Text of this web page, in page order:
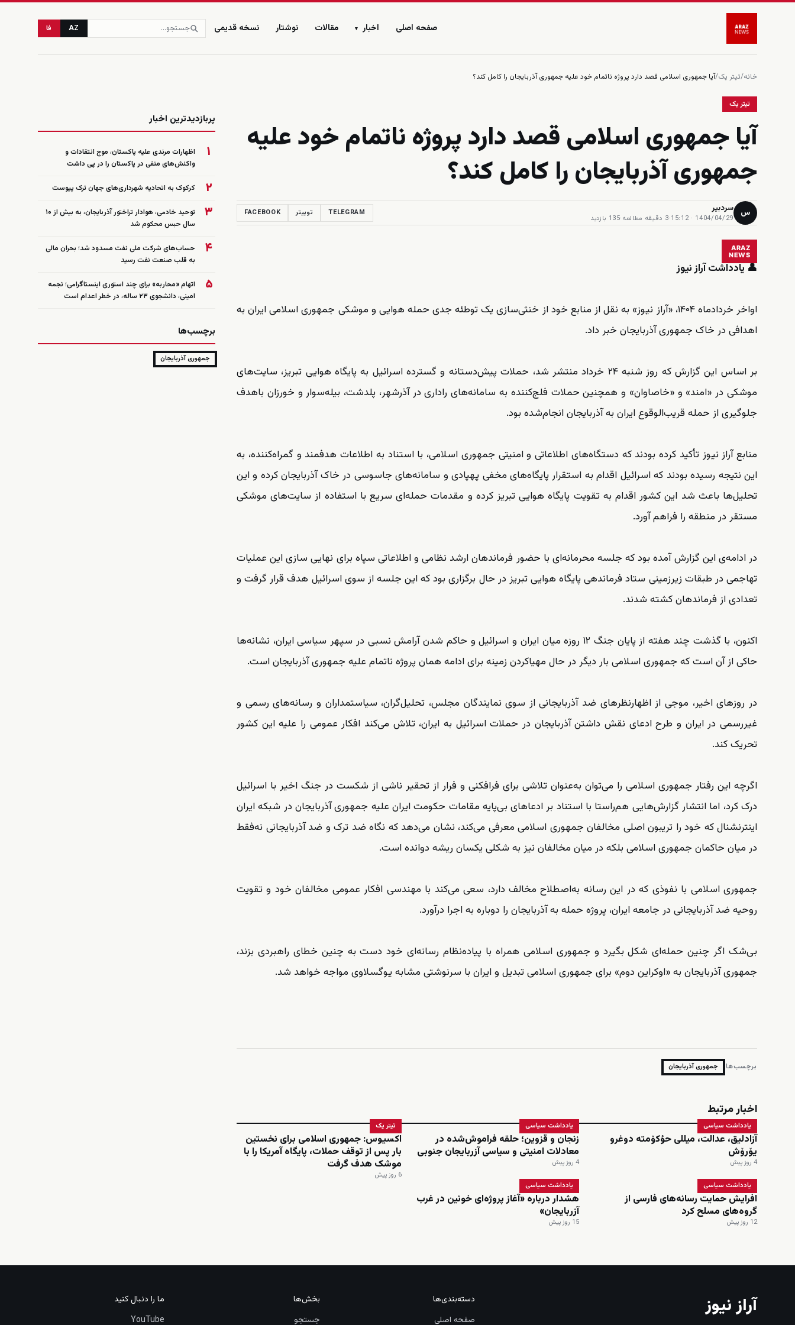
صفحه اصلی اخبار ▾ مقالات نوشتار نسخه قدیمی AZ فا
خانه/تیتر یک/آیا جمهوری اسلامی قصد دارد پروژه ناتمام خود علیه جمهوری آذربایجان را کامل کند؟
تیتر یک
آیا جمهوری اسلامی قصد دارد پروژه ناتمام خود علیه
جمهوری آذربایجان را کامل کند؟
س سردبیر
1404/04/29 · 15:12
·3 دقیقه مطالعه ·135 بازدید
TELEGRAM توییتر FACEBOOK
ARAZ
NEWS
👤 یادداشت آراز نیوز
اواخر خردادماه ۱۴۰۴، «آراز نیوز» به نقل از منابع خود از خنثی‌سازی یک توطئه جدی حمله هوایی و موشکی جمهوری اسلامی ایران به
اهدافی در خاک جمهوری آذربایجان خبر داد.
بر اساس این گزارش که روز شنبه ۲۴ خرداد منتشر شد
، حملات پیش‌دستانه و گسترده اسرائیل به پایگاه هوایی تبریز، سایت‌های
موشکی در «امند» و «خاصاوان» و همچنین حملات فلج‌کننده به سامانه‌های راداری در آذرشهر، پلدشت، بیله‌سوار و خورزان باهدف
جلوگیری از حمله قریب‌الوقوع ایران به آذربایجان انجام‌شده بود.
منابع آراز نیوز تأکید کرده بودند که دستگاه‌های اطلاعاتی و امنیتی جمهوری اسلامی، با استناد به اطلاعات هدفمند و گمراه‌کننده، به
این نتیجه رسیده بودند که اسرائیل اقدام به استقرار پایگاه‌های مخفی پهپادی و سامانه‌های جاسوسی در خاک آذربایجان کرده و این
تحلیل‌ها باعث شد این کشور اقدام به تقویت پایگاه هوایی تبریز کرده و مقدمات حمله‌ای سریع با استفاده از سایت‌های موشکی
مستقر در منطقه را فراهم آورد.
در ادامه‌ی این گزارش آمده بود که جلسه محرمانه‌ای با حضور فرماندهان ارشد نظامی و اطلاعاتی سپاه برای نهایی سازی این عملیات
تهاجمی در طبقات زیرزمینی ستاد فرماندهی پایگاه هوایی تبریز در حال برگزاری بود که این جلسه از سوی اسرائیل هدف قرار گرفت و
تعدادی از فرماندهان کشته شدند.
اکنون، با گذشت چند هفته از پایان جنگ ۱۲ روزه میان ایران و اسرائیل و حاکم شدن آرامش نسبی در سپهر سیاسی ایران، نشانه‌ها
حاکی از آن است که جمهوری اسلامی بار دیگر در حال مهیاکردن زمینه‌ برای ادامه همان پروژه ناتمام علیه جمهوری آذربایجان است.
در روزهای اخیر، موجی از اظهارنظرهای ضد آذربایجانی از سوی نمایندگان مجلس، تحلیل‌گران، سیاستمداران و رسانه‌های رسمی و
غیررسمی در ایران و طرح ادعای نقش داشتن آذربایجان در حملات اسرائیل به ایران، تلاش می‌کند افکار عمومی را علیه این کشور
تحریک کند.
اگرچه این رفتار جمهوری اسلامی را می‌توان به‌عنوان تلاشی برای فرافکنی و فرار از تحقیر ناشی از شکست در جنگ اخیر با اسرائیل
درک کرد، اما انتشار گزارش‌هایی هم‌راستا با استناد بر ادعاهای بی‌پایه مقامات حکومت ایران علیه جمهوری آذربایجان در شبکه ایران
اینترنشنال که خود را تریبون اصلی مخالفان جمهوری اسلامی معرفی می‌کند، نشان می‌دهد که نگاه ضد ترک و ضد آذربایجانی نه‌فقط
در میان حاکمان جمهوری اسلامی بلکه در میان مخالفان نیز به شکلی یکسان ریشه دوانده است.
جمهوری اسلامی با نفوذی که در این رسانه به‌اصطلاح مخالف دارد، سعی می‌کند با مهندسی افکار عمومی مخالفان خود و تقویت
روحیه ضد آذربایجانی در جامعه ایران، پروژه حمله به آذربایجان را دوباره به اجرا درآورد.
بی‌شک اگر چنین حمله‌ای شکل بگیرد و جمهوری اسلامی همراه با پیاده‌نظام رسانه‌ای خود دست به چنین خطای راهبردی بزند،
جمهوری آذربایجان به «اوکراین دوم» برای جمهوری اسلامی تبدیل و ایران با سرنوشتی مشابه یوگسلاوی مواجه خواهد شد.
برچسب‌ها: جمهوری آذربایجان
اخبار مرتبط
یادداشت سیاسی
آزادلیق، عدالت، میللی حؤکۆمته دوغرو
یۆرۆش
4 روز پیش
یادداشت سیاسی
زنجان و قزوین؛ حلقه فراموش‌شده در
معادلات امنیتی و سیاسی آزربایجان جنوبی
4 روز پیش
تیتر یک
اکسیوس: جمهوری اسلامی برای نخستین
بار پس از توقف حملات، پایگاه آمریکا را با
موشک هدف گرفت
6 روز پیش
یادداشت سیاسی
افرایش حمایت رسانه‌های فارسی از
گروه‌های مسلح کرد
12 روز پیش
یادداشت سیاسی
هشدار درباره «آغاز پروژه‌ای خونین در غرب
آزربایجان»
15 روز پیش
پربازدیدترین اخبار
۱
اظهارات مرندی علیه پاکستان، موج انتقادات و
واکنش‌های منفی در پاکستان را در پی داشت
۲ کرکوک به اتحادیه شهرداری‌های جهان ترک پیوست
۳
توحید خادمی، هوادار تراختور آذربایجان، به بیش از ۱۰
سال حبس محکوم شد
۴
حساب‌های شرکت ملی نفت مسدود شد؛ بحران مالی
به قلب صنعت نفت رسید
۵
اتهام «محاربه» برای چند استوری اینستاگرامی؛ نجمه
امینی، دانشجوی ۲۳ ساله، در خطر اعدام است
برچسب‌ها
جمهوری آذربایجان
آراز نیوز
دسته‌بندی‌ها
صفحه اصلی
بخش‌ها
جستجو
ما را دنبال کنید
YouTube